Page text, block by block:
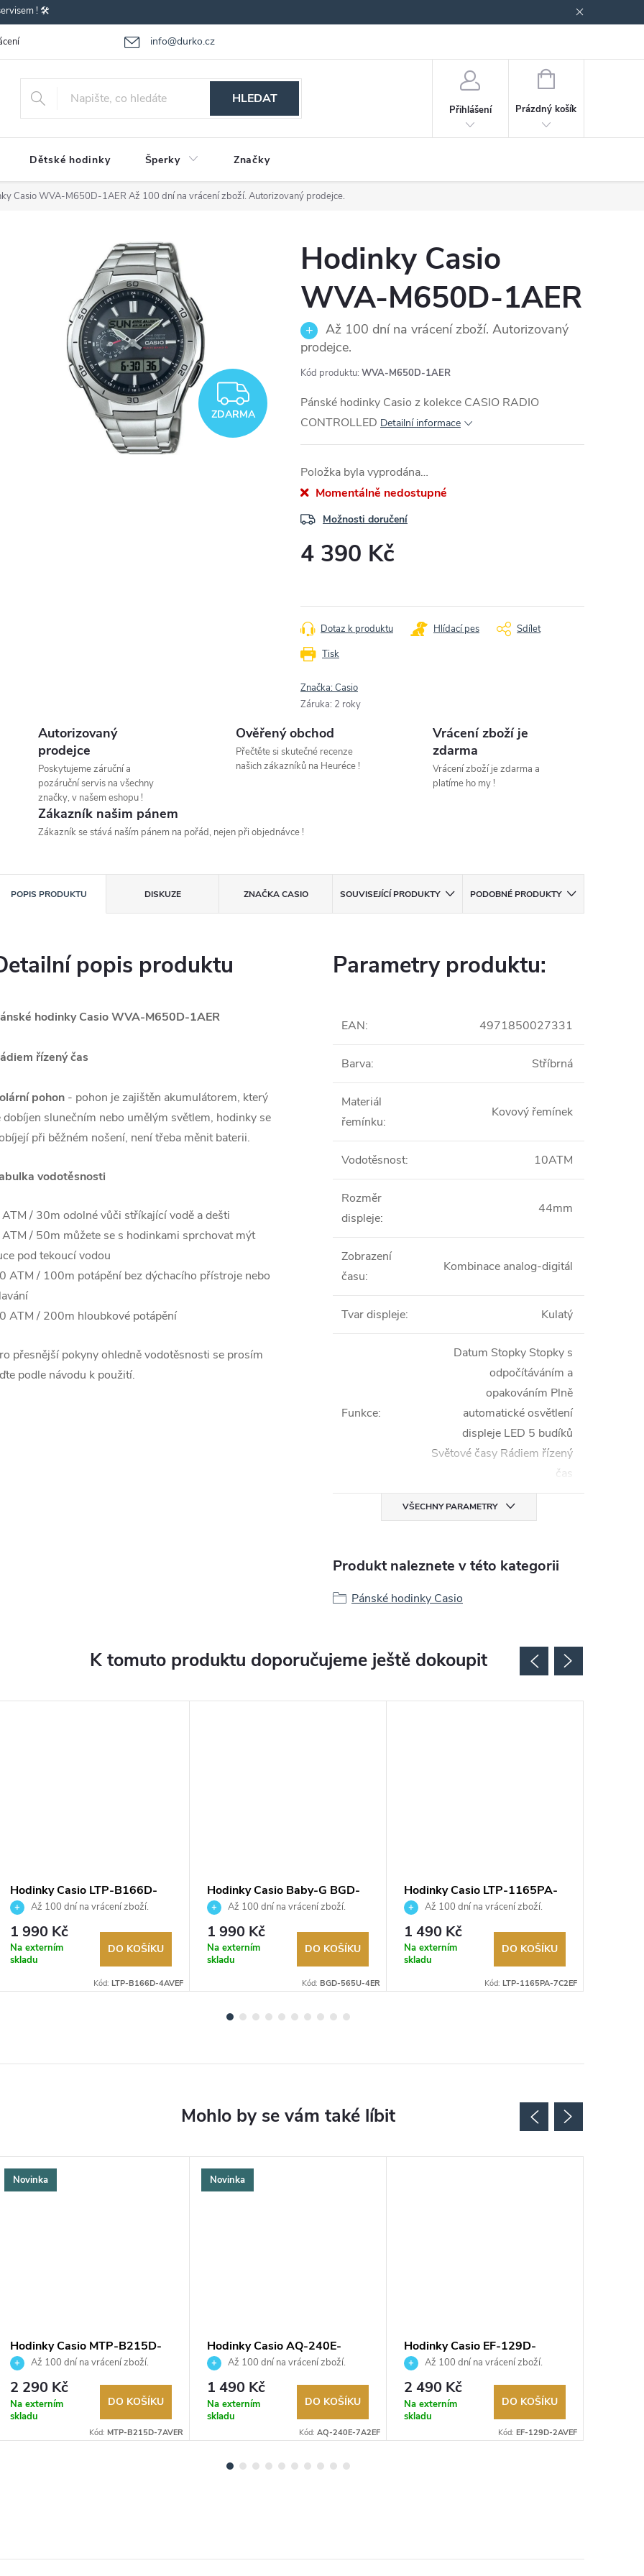
! 🛠️
info@durko.cz
- výměna zboží Reklamace zboží Obchodní podmínky
HLEDAT
Přihlášení
NÁKUPNÍ
Prázdný košík
Dětské hodinky Šperky Značky
Casio WVA-M650D-1AER Až 100 dní na vrácení zboží. Autorizovaný prodejce.
ZDARMA
ZDARMA
Hodinky Casio
WVA-M650D-1AER
Až 100 dní na vrácení zboží. Autorizovaný
prodejce.
Kód produktu: WVA-M650D-1AER
Pánské hodinky Casio z kolekce CASIO RADIO
CONTROLLED Detailní informace
Položka byla vyprodána…
Momentálně nedostupné
Možnosti doručení
4 390 Kč
Tisk
Dotaz k produktu Hlídací pes Sdílet
Značka:Casio
Záruka: 2 roky
Autorizovaný
prodejce
Poskytujeme záruční a
pozáruční servis na všechny
značky, v našem eshopu !
Ověřený obchod
Přečtěte si skutečné recenze
našich zákazníků na Heuréce !
Vrácení zboží je
zdarma
Vrácení zboží je zdarma a
platíme ho my !
Zákazník našim pánem
Zákazník se stává naším pánem na pořád, nejen při objednávce !
POPIS PRODUKTU DISKUZE ZNAČKACASIO SOUVISEJÍCÍ PRODUKTY PODOBNÉ PRODUKTY
popis produktu
hodinky Casio WVA-M650D-1AER
řízený čas
pohon - pohon je zajištěn akumulátorem, který
dobíjen slunečním nebo umělým světlem, hodinky se
při běžném nošení, není třeba měnit baterii.
vodotěsnosti
/ 30m odolné vůči stříkající vodě a dešti
/ 50m můžete se s hodinkami sprchovat mýt
pod tekoucí vodou
ATM / 100m potápění bez dýchacího přístroje nebo
ATM / 200m hloubkové potápění
přesnější pokyny ohledně vodotěsnosti se prosím
podle návodu k použití.
Parametry produktu:
EAN: 4971850027331
Barva: Stříbrná
Materiál
řemínku:
Kovový řemínek
Vodotěsnost: 10ATM
Rozměr
displeje:
44mm
Zobrazení
času:
Kombinace analog-digitál
Tvar displeje: Kulatý
Funkce:
Datum Stopky Stopky s
odpočítáváním a
opakováním Plně
automatické osvětlení
displeje LED 5 budíků
Světové časy Rádiem řízený
čas
VŠECHNY PARAMETRY
Produkt naleznete v této kategorii
Pánské hodinky Casio
K tomuto produktu doporučujeme ještě dokoupit
Hodinky Casio LTP-B166D-
4AVEFAž 100 dní na vrácení zboží.
Autorizovaný prodejce.
1 990 Kč
Na externím
skladu
DO KOŠÍKU
Kód: LTP-B166D-4AVEF
Hodinky Casio Baby-G BGD-
565U-4ER
Až 100 dní na vrácení zboží.
Autorizovaný prodejce.
1 990 Kč
Na externím
skladu
DO KOŠÍKU
Kód: BGD-565U-4ER
Hodinky Casio LTP-1165PA-
7C2EFAž 100 dní na vrácení zboží.
Autorizovaný prodejce.
1 490 Kč
Na externím
skladu
DO KOŠÍKU
Kód: LTP-1165PA-7C2EF
Novinka
Hodinky Casio MTP-B215D-
7AVERAž 100 dní na vrácení zboží.
Autorizovaný prodejce.
2 290 Kč
Na externím
skladu
DO KOŠÍKU
Kód: MTP-B215D-7AVER
Novinka
Hodinky Casio AQ-240E-
7A2EFAž 100 dní na vrácení zboží.
Autorizovaný prodejce.
1 490 Kč
Na externím
skladu
DO KOŠÍKU
Kód: AQ-240E-7A2EF
Hodinky Casio EF-129D-
2AVEFAž 100 dní na vrácení zboží.
Autorizovaný prodejce.
2 490 Kč
Na externím
skladu
DO KOŠÍKU
Kód: EF-129D-2AVEF